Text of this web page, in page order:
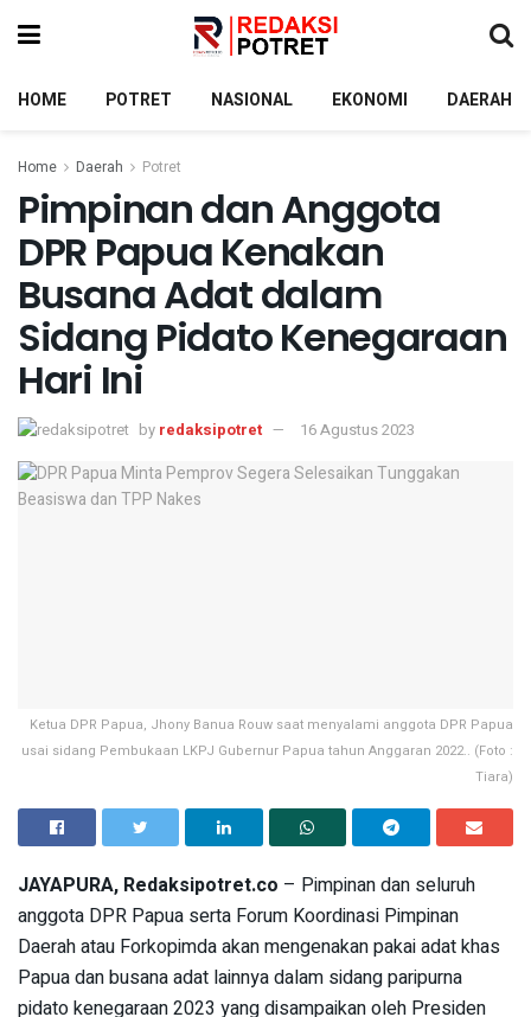
HOME POTRET NASIONAL EKONOMI DAERAH
Home Daerah Potret
Pimpinan dan Anggota
DPR Papua Kenakan
Busana Adat dalam
Sidang Pidato Kenegaraan
Hari Ini
by redaksipotret 16 Agustus 2023
Ketua DPR Papua, Jhony Banua Rouw saat menyalami anggota DPR Papua
usai sidang Pembukaan LKPJ Gubernur Papua tahun Anggaran 2022.. (Foto :
Tiara)
JAYAPURA, Redaksipotret.co – Pimpinan dan seluruh
anggota DPR Papua serta Forum Koordinasi Pimpinan
Daerah atau Forkopimda akan mengenakan pakai adat khas
Papua dan busana adat lainnya dalam sidang paripurna
pidato kenegaraan 2023 yang disampaikan oleh Presiden